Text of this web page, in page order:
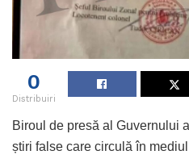
0
Distribuiri
Biroul de presă al Guvernului
știri false care circulă în